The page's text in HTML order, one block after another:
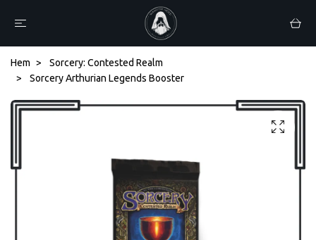
Hem
Sorcery: Contested Realm
Sorcery Arthurian Legends Booster